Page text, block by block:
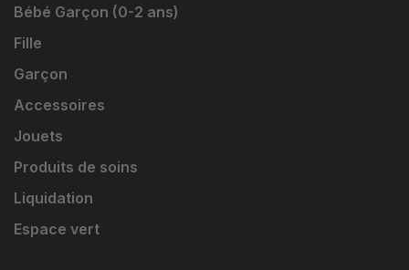
Bébé Garçon (0-2 ans)
Fille
Garçon
Accessoires
Jouets
Produits de soins
Liquidation
Espace vert